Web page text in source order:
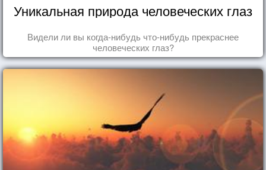
Уникальная природа человеческих глаз
Видели ли вы когда-нибудь что-нибудь прекраснее
человеческих глаз?